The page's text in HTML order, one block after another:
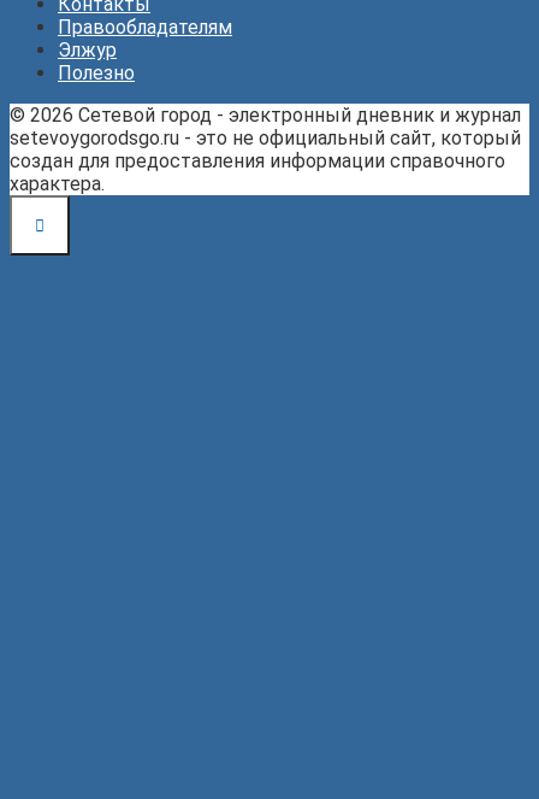
Правообладателям
Элжур
Полезно
© 2026 Сетевой город - электронный дневник и журнал
setevoygorodsgo.ru - это не официальный сайт, который
создан для предоставления информации справочного
характера.